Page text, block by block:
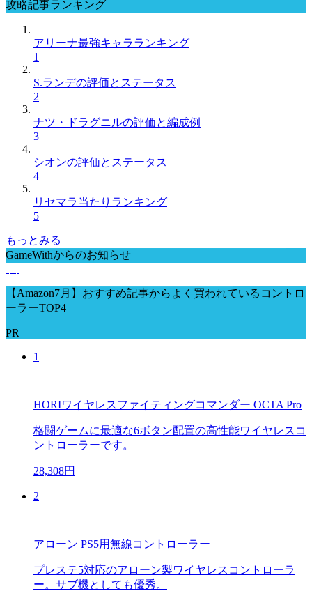
攻略記事ランキング
アリーナ最強キャラランキング
1
S.ランデの評価とステータス
2
ナツ・ドラグニルの評価と編成例
3
シオンの評価とステータス
4
リセマラ当たりランキング
5
もっとみる
GameWithからのお知らせ
【Amazon7月】おすすめ記事からよく買われているコントロ
ーラーTOP4
PR
1
HORIワイヤレスファイティングコマンダー OCTA Pro
格闘ゲームに最適な6ボタン配置の高性能ワイヤレスコ
ントローラーです。
28,308円
2
アローン PS5用無線コントローラー
プレステ5対応のアローン製ワイヤレスコントローラ
ー。サブ機としても優秀。